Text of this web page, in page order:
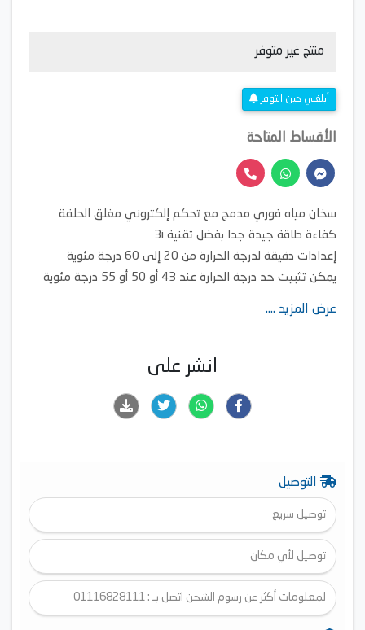
منتج غير متوفر
أبلغني حين التوفر
الأقساط المتاحة
سخان مياه فوري مدمج مع تحكم إلكتروني مغلق الحلقة
كفاءة طاقة جيدة جدا بفضل تقنية 3i
إعدادات دقيقة لدرجة الحرارة من 20 إلى 60 درجة مئوية
يمكن تثبيت حد درجة الحرارة عند 43 أو 50 أو 55 درجة مئوية
عرض المزيد ....
انشر على
التوصيل
توصيل سريع
توصيل لأي مكان
لمعلومات أكثر عن رسوم الشحن اتصل بـ : 01116828111